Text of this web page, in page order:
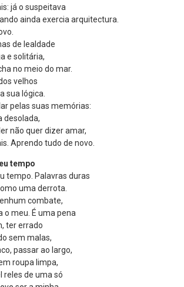
já o suspeitava
ainda exercia arquitectura.
de lealdade
e solitária,
no meio do mar.
velhos
sua lógica.
pelas suas memórias:
desolada,
não quer dizer amar,
Aprendo tudo de novo.
tempo
tempo. Palavras duras
uma derrota.
combate,
o meu. É uma pena
ter errado
sem malas,
passar ao largo,
roupa limpa,
reles de uma só